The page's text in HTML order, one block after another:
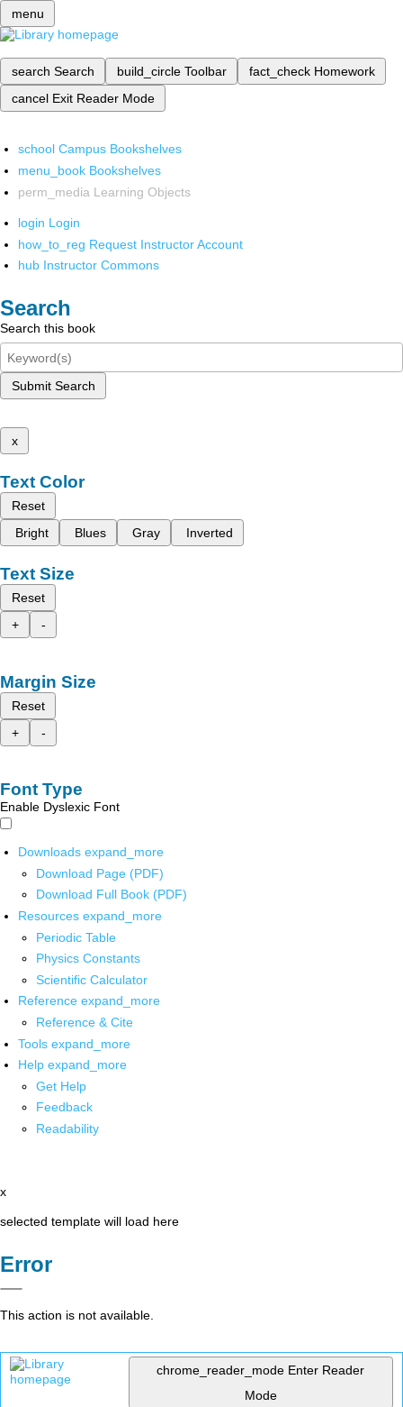
menu
search Search build_circle Toolbar fact_check Homework
cancel Exit Reader Mode
school Campus Bookshelves
menu_book Bookshelves
perm_media Learning Objects
login Login
how_to_reg Request Instructor Account
hub Instructor Commons
Search
Search this book
Submit Search
x
Text Color
Reset
Bright
Blues Gray Inverted
Text Size
Reset
+
-
Margin Size
Reset
+
-
Font Type
Enable Dyslexic Font
Downloads expand_more
Download Page (PDF)
Download Full Book (PDF)
Resources expand_more
Periodic Table
Physics Constants
Scientific Calculator
Reference expand_more
Reference & Cite
Tools expand_more
Help expand_more
Get Help
Feedback
Readability
x
selected template will load here
Error
This action is not available.
chrome_reader_mode Enter Reader
Mode